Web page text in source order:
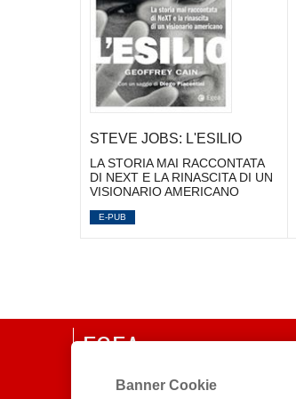
STEVE JOBS: L'ESILIO
LA STORIA MAI RACCONTATA
DI NEXT E LA RINASCITA DI UN
VISIONARIO AMERICANO
E-PUB
EGEA
CHI SIAMO
Banner Cookie